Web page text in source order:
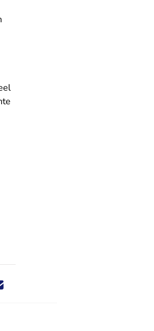
via X - U verlaat
dit nieuwsbericht via Facebook - U
dit nieuwsbericht via e-mail
Deel dit nieuwsbericht via LinkedIn - U